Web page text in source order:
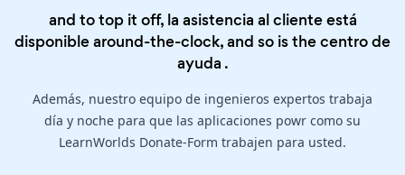
and to top it off, la asistencia al cliente está
disponible around-the-clock, and so is thecentro de
ayuda .
Además, nuestro equipo de ingenieros expertos trabaja
día y noche para que las aplicaciones powr como su
LearnWorlds Donate-Form trabajen para usted.